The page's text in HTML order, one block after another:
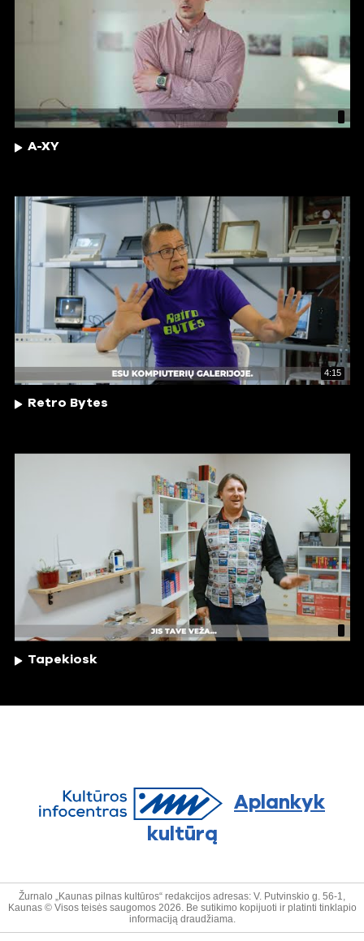
A-XY
4:15
Retro Bytes
Tapekiosk
Aplankyk
kultūrą
Žurnalo „Kaunas pilnas kultūros“ redakcijos adresas: V. Putvinskio g. 56-1,
Kaunas © Visos teisės saugomos 2026. Be sutikimo kopijuoti ir platinti tinklapio
informaciją draudžiama.